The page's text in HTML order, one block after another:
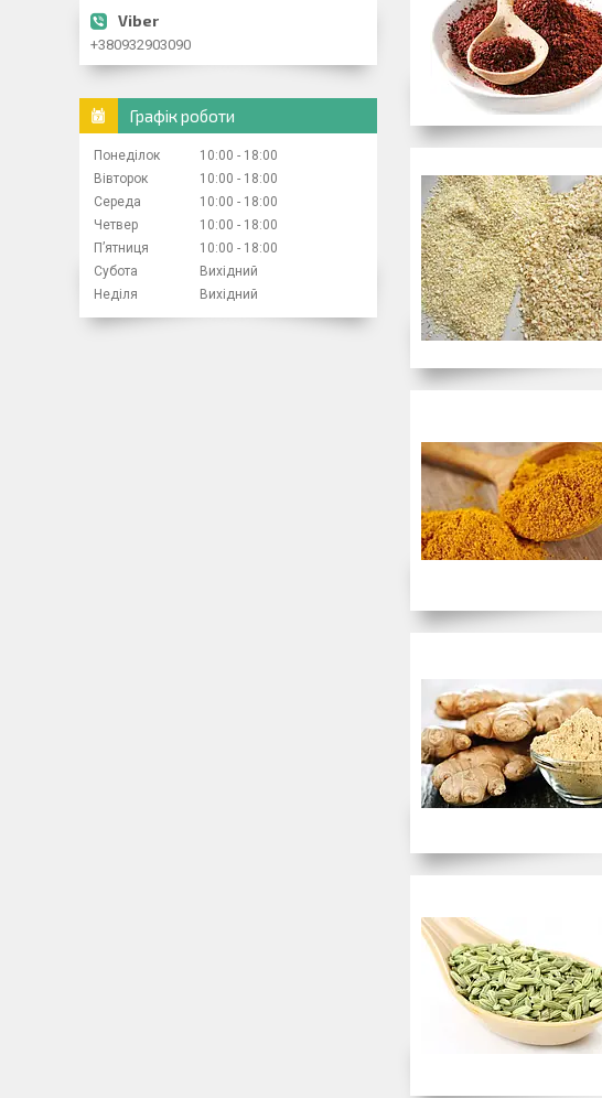
+380932903090
Графік роботи
Понеділок 10:00
18:00
Вівторок
10:00
18:00
Середа
10:00
18:00
Четвер
10:00
18:00
Пʼятниця
10:00
18:00
Субота
Вихідний
Неділя
Вихідний